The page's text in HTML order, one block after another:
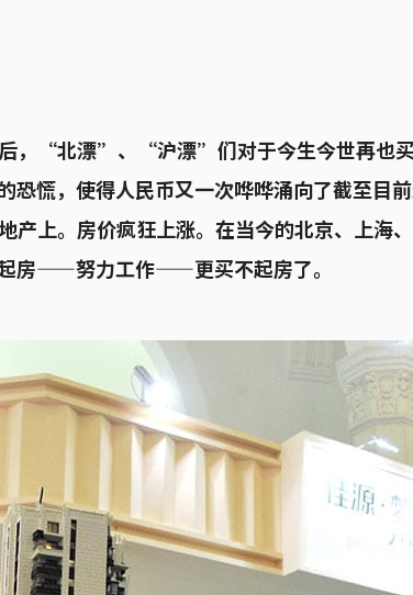
，“北漂”、“沪漂”们对于今生今世再也
恐慌，使得人民币又一次哗哗涌向了截至目
上。房价疯狂上涨。在当今的北京、上海
房——努力工作——更买不起房了。